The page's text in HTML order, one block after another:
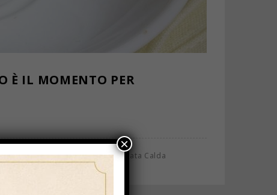
È IL MOMENTO PER
,Cioccolata Solubile,Cioccolata Calda
×